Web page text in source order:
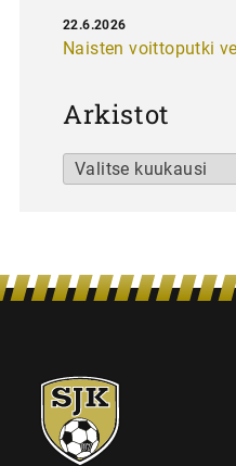
Naisten voittoputki
22.6.2026
Arkistot
Arkistot
SJK-
juniorit